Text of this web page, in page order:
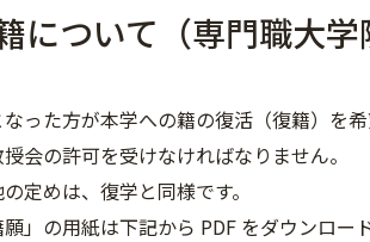
について（専門職大学
った方が本学への籍の復活（復籍）を
会の許可を受けなければなりません。
定めは、復学と同様です。
願」の用紙は下記から PDF をダウンロ